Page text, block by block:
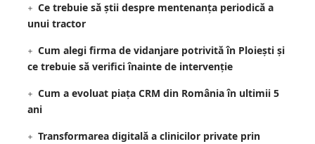
Ce trebuie să știi despre mentenanța periodică a
unui tractor
Cum alegi firma de vidanjare potrivită în Ploiești și
ce trebuie să verifici înainte de intervenție
Cum a evoluat piața CRM din România în ultimii 5
ani
Transformarea digitală a clinicilor private prin